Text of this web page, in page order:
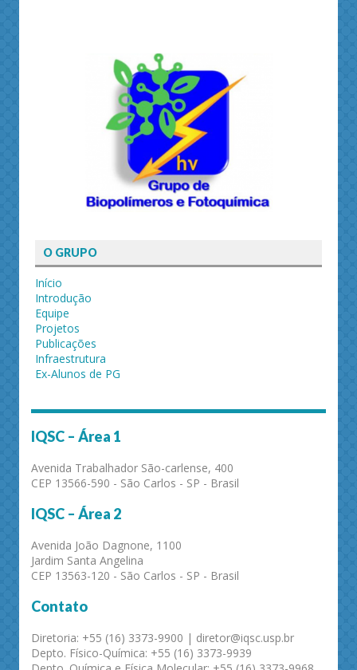
O GRUPO
Início
Introdução
Equipe
Projetos
Publicações
Infraestrutura
Ex-Alunos de PG
IQSC – Área 1
Avenida Trabalhador São-carlense, 400
CEP 13566-590 - São Carlos - SP - Brasil
IQSC – Área 2
Avenida João Dagnone, 1100
Jardim Santa Angelina
CEP 13563-120 - São Carlos - SP - Brasil
Contato
Diretoria: +55 (16) 3373-9900 | diretor@iqsc.usp.br
Depto. Físico-Química: +55 (16) 3373-9939